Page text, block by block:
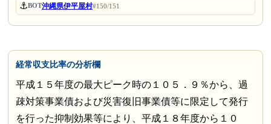
⚓BOT沖縄県伊平屋村#150/151
経常収支比率の分析欄
平成１５年度の最大ピーク時の１０５．９％から、過
疎対策事業債および災害復旧事業債等に限定して発行
を行った抑制効果等により、平成１８年度から１０